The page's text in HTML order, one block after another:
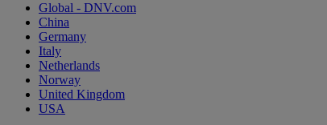
Global - DNV.com
China
Germany
Italy
Netherlands
Norway
United Kingdom
USA